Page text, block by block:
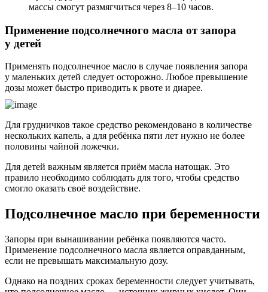
массы смогут размягчиться через 8–10 часов.
Применение подсолнечного масла от запора
у детей
Применять подсолнечное масло в случае появления запора
у маленьких детей следует осторожно. Любое превышение
дозы может быстро приводить к рвоте и диарее.
Для грудничков такое средство рекомендовано в количестве
нескольких капель, а для ребёнка пяти лет нужно не более
половины чайной ложечки.
Для детей важным является приём масла натощак. Это
правило необходимо соблюдать для того, чтобы средство
смогло оказать своё воздействие.
Подсолнечное масло при беременности
Запоры при вынашивании ребёнка появляются часто.
Применение подсолнечного масла является оправданным,
если не превышать максимальную дозу.
Однако на поздних сроках беременности следует учитывать,